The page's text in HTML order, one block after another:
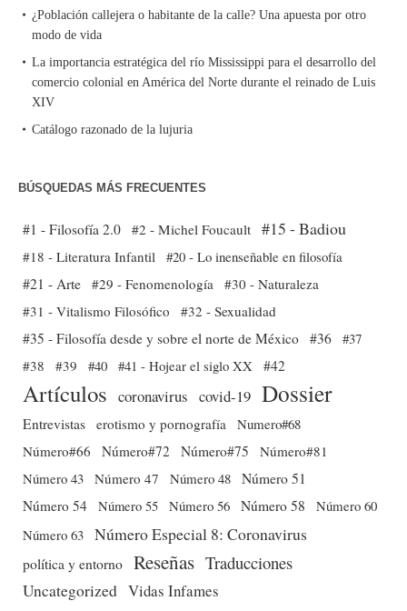
¿Población callejera o habitante de la calle? Una apuesta por otro
modo de vida
La importancia estratégica del río Mississippi para el desarrollo del
comercio colonial en América del Norte durante el reinado de Luis
XIV
Catálogo razonado de la lujuria
BÚSQUEDAS MÁS FRECUENTES
#1 - Filosofía 2.0 #2 - Michel Foucault #15 - Badiou
#18 - Literatura Infantil #20 - Lo inenseñable en filosofía
#21 - Arte #29 - Fenomenología
#30 - Naturaleza
#31 - Vitalismo Filosófico
#32 - Sexualidad
#35 - Filosofía desde y sobre el norte de México #36 #37
#38
#39 #40 #41 - Hojear el siglo XX #42
Artículos coronavirus covid-19 Dossier
Entrevistas erotismo y pornografía
Numero#68
Número#66
Número#72 Número#75
Número#81
Número 43 Número 47 Número 48 Número 51
Número 54 Número 55 Número 56 Número 58
Número 60
Número 63 Número Especial 8: Coronavirus
política y entorno Reseñas Traducciones
Uncategorized Vidas Infames